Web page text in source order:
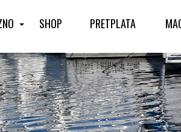
SHOP PRETPLATA